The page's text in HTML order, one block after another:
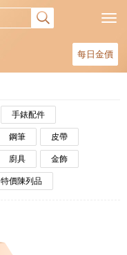
每日金價
手錶配件
鋼筆 皮帶
廚具 金飾
特價陳列品